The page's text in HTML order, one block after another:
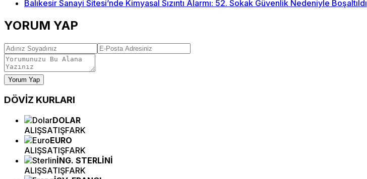
Balıkesir Sanayi Sitesi’nde Kimyasal Sızıntı Alarmı: 52. Sokak Güvenlik Nedeniyle Boşaltıldı
YORUM YAP
Yorum Yap
DÖVİZ KURLARI
DOLAR
ALIŞSATIŞFARK
EURO
ALIŞSATIŞFARK
İNG. STERLİNİ
ALIŞSATIŞFARK